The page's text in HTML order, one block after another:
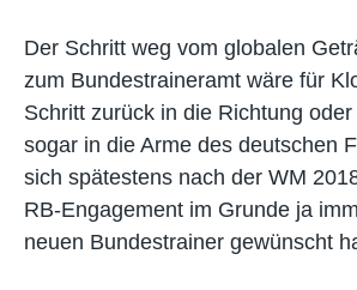
Der Schritt weg vom globalen
zum Bundestraineramt wäre für
Schritt zurück in die Richtung
sogar in die Arme des deutschen
sich spätestens nach der WM
RB-Engagement im Grunde ja
neuen Bundestrainer gewünscht